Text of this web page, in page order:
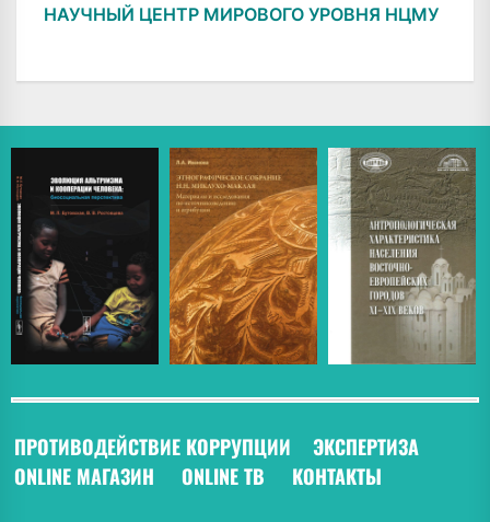
НАУЧНЫЙ ЦЕНТР МИРОВОГО УРОВНЯ НЦМУ
ПРОТИВОДЕЙСТВИЕ КОРРУПЦИИ ЭКСПЕРТИЗА
ONLINE МАГАЗИН
ONLINE ТВ КОНТАКТЫ